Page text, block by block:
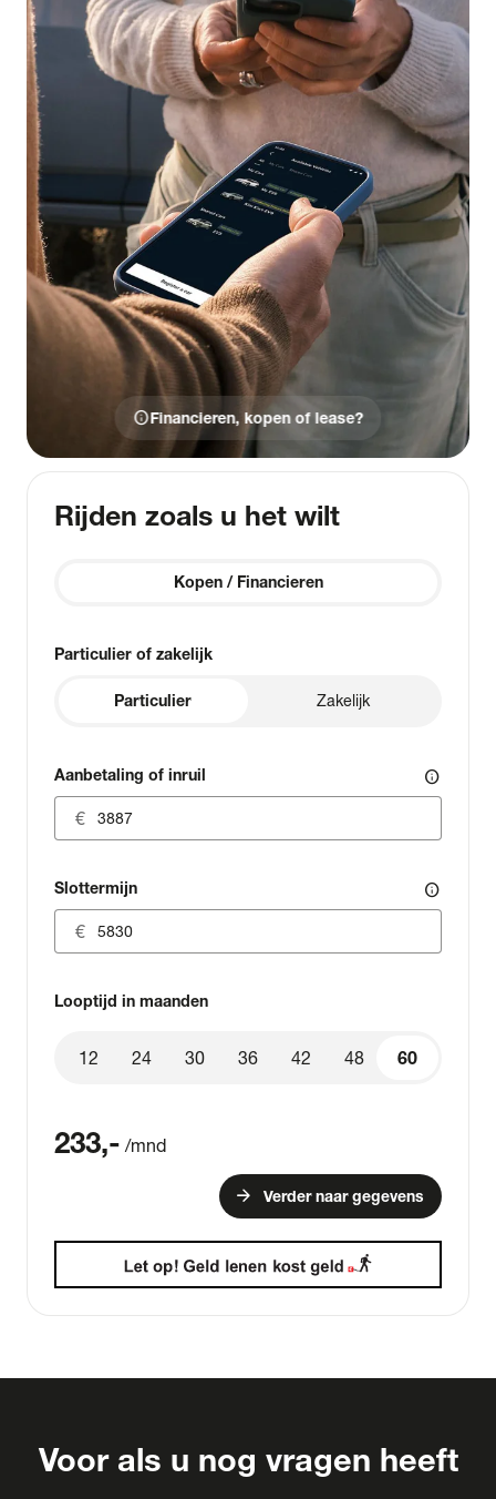
infoFinancieren, kopen of lease?
Rijden zoals u het wilt
Kopen / Financieren
Particulier of zakelijk
Particulier Zakelijk
Aanbetaling of inruil info
Slottermijn info
Looptijd in maanden
60
12 24 30 36 42 48 60
233,- /mnd
arrow_forward Verder naar gegevens
Voor als u nog vragen heeft